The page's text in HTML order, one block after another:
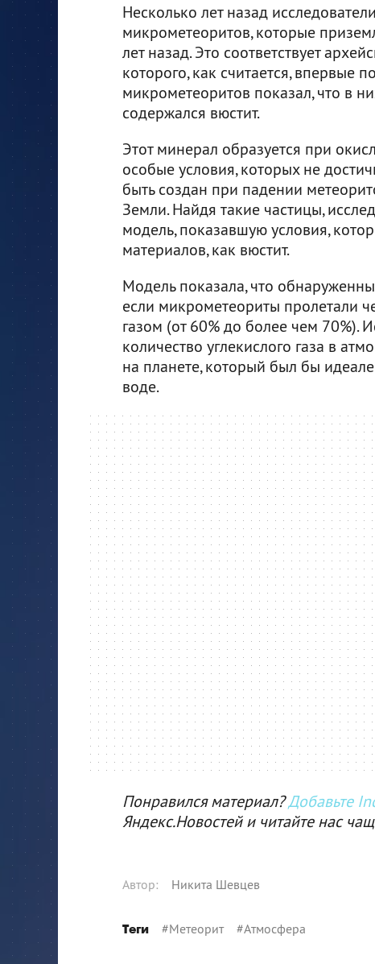
Несколько лет назад
микрометеоритов, которые
лет назад. Это соответствует
которого, как считается, впервые
микрометеоритов показал, что в
содержался вюстит.
Этот минерал образуется при
особые условия, которых не
быть создан при падении
Земли. Найдя такие частицы,
модель, показавшую условия,
материалов, как вюстит.
Модель показала, что
если микрометеориты пролетали
газом (от 60% до более чем 70%).
количество углекислого газа в
на планете, который был бы
воде.
Понравился материал?Добавьте
Яндекс.Новостей и читайте нас
Автор: Никита Шевцев
Теги #Метеорит#Атмосфера